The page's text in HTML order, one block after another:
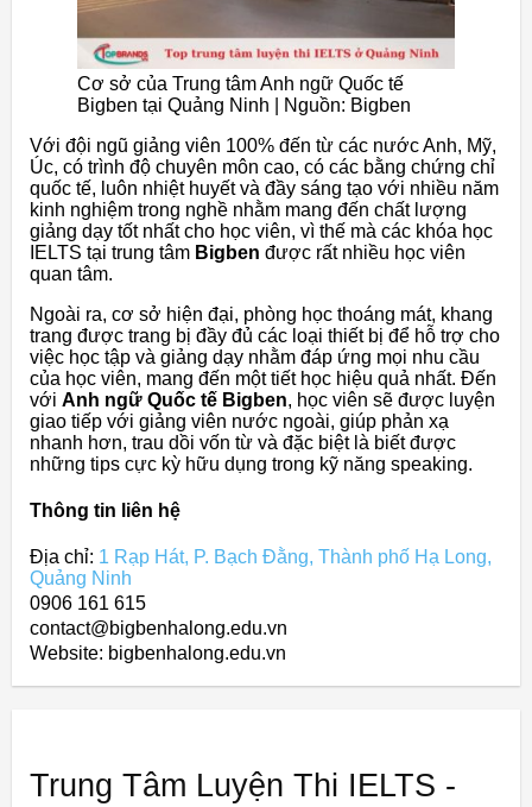
Cơ sở của Trung tâm Anh ngữ Quốc tế
Bigben tại Quảng Ninh | Nguồn: Bigben
Với đội ngũ giảng viên 100% đến từ các nước Anh, Mỹ,
Úc, có trình độ chuyên môn cao, có các bằng chứng chỉ
quốc tế, luôn nhiệt huyết và đầy sáng tạo với nhiều năm
kinh nghiệm trong nghề nhằm mang đến chất lượng
giảng dạy tốt nhất cho học viên, vì thế mà các khóa học
IELTS tại trung tâm Bigben được rất nhiều học viên
quan tâm.
Ngoài ra, cơ sở hiện đại, phòng học thoáng mát, khang
trang được trang bị đầy đủ các loại thiết bị để hỗ trợ cho
việc học tập và giảng dạy nhằm đáp ứng mọi nhu cầu
của học viên, mang đến một tiết học hiệu quả nhất. Đến
với Anh ngữ Quốc tế Bigben, học viên sẽ được luyện
giao tiếp với giảng viên nước ngoài, giúp phản xạ
nhanh hơn, trau dồi vốn từ và đặc biệt là biết được
những tips cực kỳ hữu dụng trong kỹ năng speaking.
Thông tin liên hệ
Địa chỉ: 1 Rạp Hát, P. Bạch Đằng, Thành phố Hạ Long,
Quảng Ninh
0906 161 615
contact@bigbenhalong.edu.vn
Website: bigbenhalong.edu.vn
Trung Tâm Luyện Thi IELTS -